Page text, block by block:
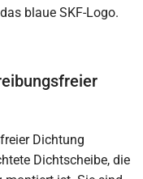
Dichtung
Dichtscheibe, die